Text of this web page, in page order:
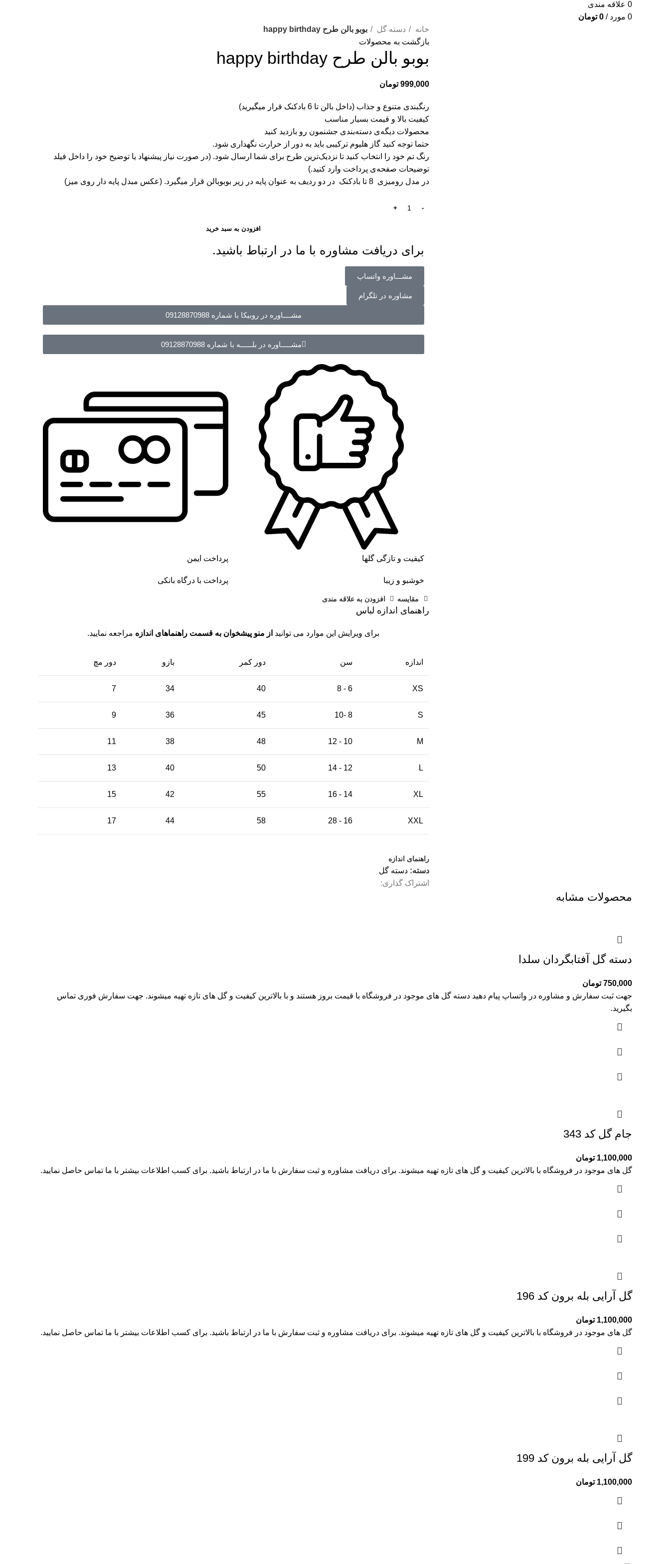
0 علاقه مندی
0 مورد /
0 تومان
خانه دسته گل
بوبو بالن طرح happy birthday
بازگشت به محصولات
بوبو بالن طرح happy birthday
999,000 تومان
رنگبندی متنوع و جذاب (داخل بالن تا 6 بادکنک قرار میگیرید)
کیفیت بالا و قیمت بسیار مناسب
محصولات دیگه‌ی دسته‌بندی جشنمون رو بازدید کنید
حتما توجه کنید گاز هلیوم ترکیبی باید به دور از حرارت نگهداری شود.
رنگ تم خود را انتخاب کنید تا نزدیک‌ترین طرح برای شما ارسال شود. (در صورت نیاز پیشنهاد یا توضیح خود را داخل فیلد
توضیحات صفحه‌ی پرداخت وارد کنید.)
در مدل رومیزی 8 تا بادکنک در دو ردیف به عنوان پایه در زیر بوبوبالن قرار میگیرد. (عکس مبدل پایه دار روی میز)
افزودن به سبد خرید
برای دریافت مشاوره با ما در ارتباط باشید.
مشـــاوره واتساپ
مشاوره در تلگرام
مشــــاوره در روبیکا با شماره 09128870988
مشـــــاوره در بلــــــه با شماره 09128870988
کیفیت و تازگی گلها
خوشبو و زیبا
پرداخت ایمن
پرداخت با درگاه بانکی
مقايسه افزودن به علاقه مندی
راهنمای اندازه لباس
برای ویرایش این موارد می توانید از منو پیشخوان به قسمت راهنماهای اندازه مراجعه نمایید.
اندازه سن دور کمر بازو دور مچ
XS
6 - 8
40
34
7
S
8 -10
45
36
9
M
10 - 12
48
38
11
L
12 - 14
50
40
13
XL
14 - 16
55
42
15
XXL
16 - 28
58
44
17
راهنمای اندازه
دسته: دسته گل
اشتراک گذاری:
محصولات مشابه
دسته گل آفتابگردان سلدا
750,000 تومان
جهت ثبت سفارش و مشاوره در واتساپ پیام دهید دسته گل های موجود در فروشگاه با قیمت بروز هستند و با بالاترین کیفیت و گل های تازه تهیه میشوند. جهت سفارش فوری تماس
بگیرید.
جام گل کد 343
1,100,000 تومان
گل های موجود در فروشگاه با بالاترین کیفیت و گل های تازه تهیه میشوند. برای دریافت مشاوره و ثبت سفارش با ما در ارتباط باشید. برای کسب اطلاعات بیشتر با ما تماس حاصل نمایید.
گل آرایی بله برون کد 196
1,100,000 تومان
گل های موجود در فروشگاه با بالاترین کیفیت و گل های تازه تهیه میشوند. برای دریافت مشاوره و ثبت سفارش با ما در ارتباط باشید. برای کسب اطلاعات بیشتر با ما تماس حاصل نمایید.
گل آرایی بله برون کد 199
1,100,000 تومان